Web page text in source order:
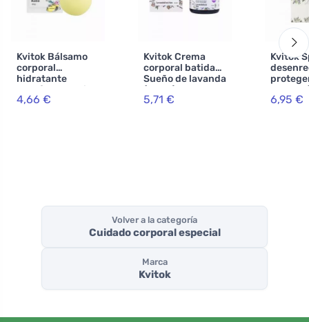
Kvitok Bálsamo
corporal
hidratante
Carefree Morning
(40 g) - huele a
4,66 €
Kvitok Crema
corporal batida
Sueño de lavanda
(60 ml) - un
bálsamo para el
5,71 €
Kvitok
con
6,95 €
Volver a la categoría
Cuidado corporal especial
Marca
Kvitok